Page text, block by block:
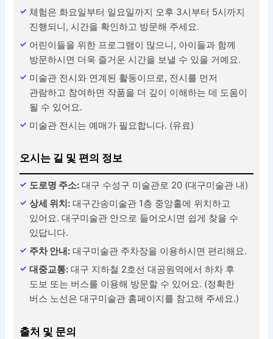
체험은 화요일부터 일요일까지 오후 3시부터 5시까지
진행되니, 시간을 확인하고 방문해 주세요.
어린이들을 위한 프로그램이 많으니, 아이들과 함께
방문하시면 더욱 즐거운 시간을 보낼 수 있을 거예요.
미술관 전시와 연계된 활동이므로, 전시를 먼저
관람하고 참여하면 작품을 더 깊이 이해하는 데 도움이
될 수 있어요.
미술관 전시는 예매가 필요합니다. (유료)
오시는 길 및 편의 정보
도로명 주소: 대구 수성구 미술관로 20 (대구미술관 내)
상세 위치: 대구간송미술관 1층 중앙홀에 위치하고
있어요. 대구미술관 안으로 들어오시면 쉽게 찾을 수
있답니다.
주차 안내: 대구미술관 주차장을 이용하시면 편리해요.
대중교통: 대구 지하철 2호선 대공원역에서 하차 후
도보 또는 버스를 이용해 방문할 수 있어요. (정확한
버스 노선은 대구미술관 홈페이지를 참고해 주세요.)
출처 및 문의